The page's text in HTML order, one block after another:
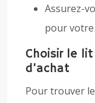
Assurez-
pour
Choisir le
d’achat
Pour trouver